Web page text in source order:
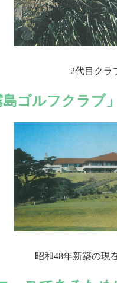
2代目クラ
島ゴルフクラブ
昭和48年新築の現